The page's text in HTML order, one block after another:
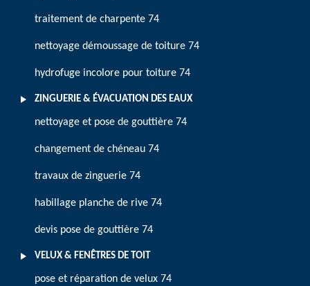
traitement de charpente 74
nettoyage démoussage de toiture 74
hydrofuge incolore pour toiture 74
ZINGUERIE & ÉVACUATION DES EAUX
nettoyage et pose de gouttière 74
changement de chéneau 74
travaux de zinguerie 74
habillage planche de rive 74
devis pose de gouttière 74
VELUX & FENÊTRES DE TOIT
pose et réparation de velux 74